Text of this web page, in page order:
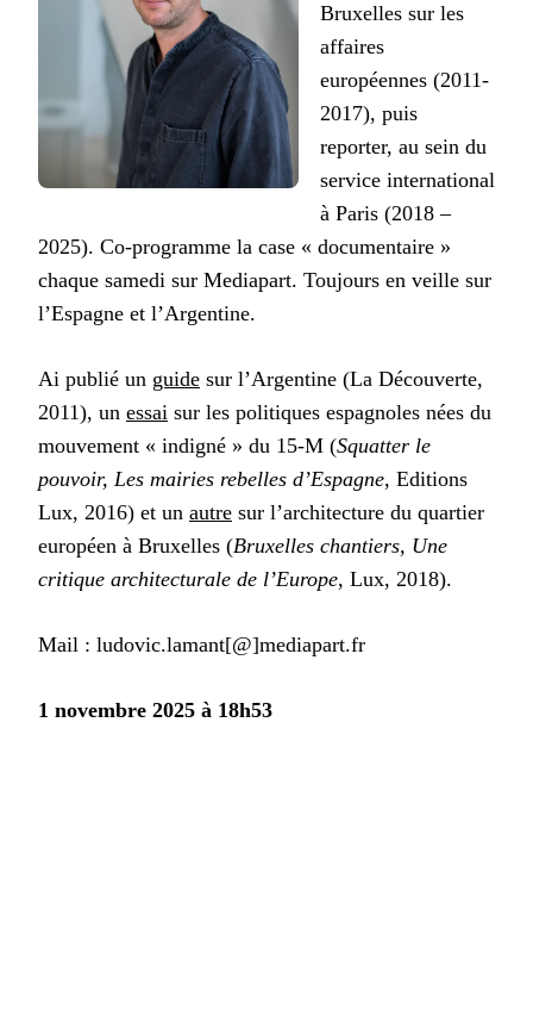
Bruxelles sur les
affaires
européennes (2011-
2017), puis
reporter, au sein du
service international
à Paris (2018 –
2025). Co-programme la case « documentaire »
chaque samedi sur Mediapart. Toujours en veille sur
l’Espagne et l’Argentine.
Ai publié un guide sur l’Argentine (La Découverte,
2011), un essai sur les politiques espagnoles nées du
mouvement « indigné » du 15-M (Squatter le
pouvoir, Les mairies rebelles d’Espagne, Editions
Lux, 2016) et un autre sur l’architecture du quartier
européen à Bruxelles (Bruxelles chantiers, Une
critique architecturale de l’Europe, Lux, 2018).
Mail : ludovic.lamant[@]mediapart.fr
1 novembre 2025 à 18h53